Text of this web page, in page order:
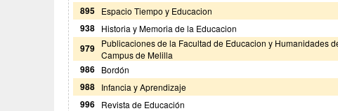
895 Espacio Tiempo y Educacion
938 Historia y Memoria de la Educacion
979
Publicaciones de la Facultad de Educacion y Humanidades
Campus de Melilla
986 Bordón
988 Infancia y Aprendizaje
996 Revista de Educación